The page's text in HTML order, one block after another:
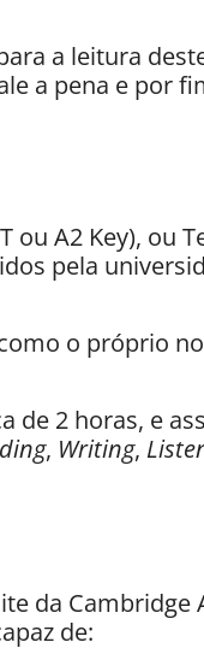
a leitura
a pena e por
ou A2 Key), ou
pela
o próprio
de 2 horas, e
, Writing,
da Cambridge
de: